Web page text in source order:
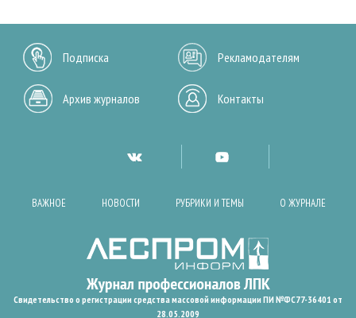
Подписка Рекламодателям
Архив журналов Контакты
ВАЖНОЕ НОВОСТИ РУБРИКИ И ТЕМЫ О ЖУРНАЛЕ
Свидетельство о регистрации средства массовой информации ПИ №ФС77-36401 от
28.05.2009